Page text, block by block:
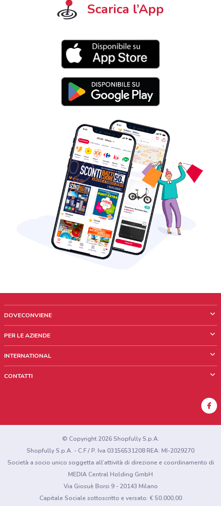
Scarica l’App
DOVECONVIENE
Chi siamo
Lavora con noi
PER LE AZIENDE
Richieste commerciali e marketing
INTERNATIONAL
CONTATTI
Hai un malfunzionamento sul web o sull'app?
© Copyright 2026 Shopfully S.p.A.
Shopfully S.p.A. - C.F / P. Iva 03156531208 REA: MI-2029270
Società a socio unico soggetta all’attività di direzione e coordinamento di
MEDIA Central Holding GmbH
Via Giosuè Borsi 9 - 20143 Milano
Capitale Sociale sottoscritto e versato: € 50.000,00